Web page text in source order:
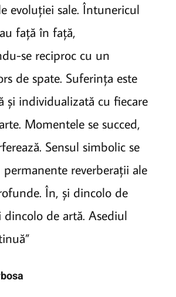
evoluției sale. Întunericul
față în față,
se reciproc cu un
de spate. Suferința este
și individualizată cu fiecare
Momentele se succed,
Sensul simbolic se
reverberații ale
În, și dincolo de
dincolo de artă. Asediul